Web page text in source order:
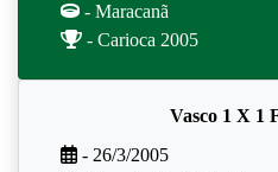
- Maracanã
- Carioca 2005
Vasco 1 X 1
- 26/3/2005